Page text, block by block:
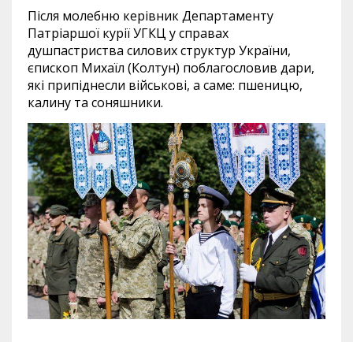
Після молебню керівник Департаменту
Патріаршої курії УГКЦ у справах
душпастриства силових структур України,
єпископ Михаїл (Колтун) поблагословив дари,
які припіднесли військові, а саме: пшеницю,
калину та соняшники.